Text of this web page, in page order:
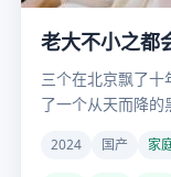
老大不小之都
三个在北京飘了
了一个从天而降的
2024 国产 家